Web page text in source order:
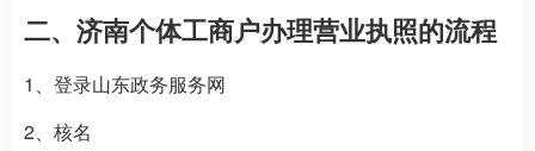
二、济南个体工商户办理营业执照的流程
1、登录山东政务服务网
2、核名